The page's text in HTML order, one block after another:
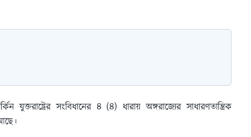
যুক্তরাষ্ট্রের সংবিধানের ৪ (৪) ধারায় অঙ্গরাজ্যের সাধারণতান্ত্রিক